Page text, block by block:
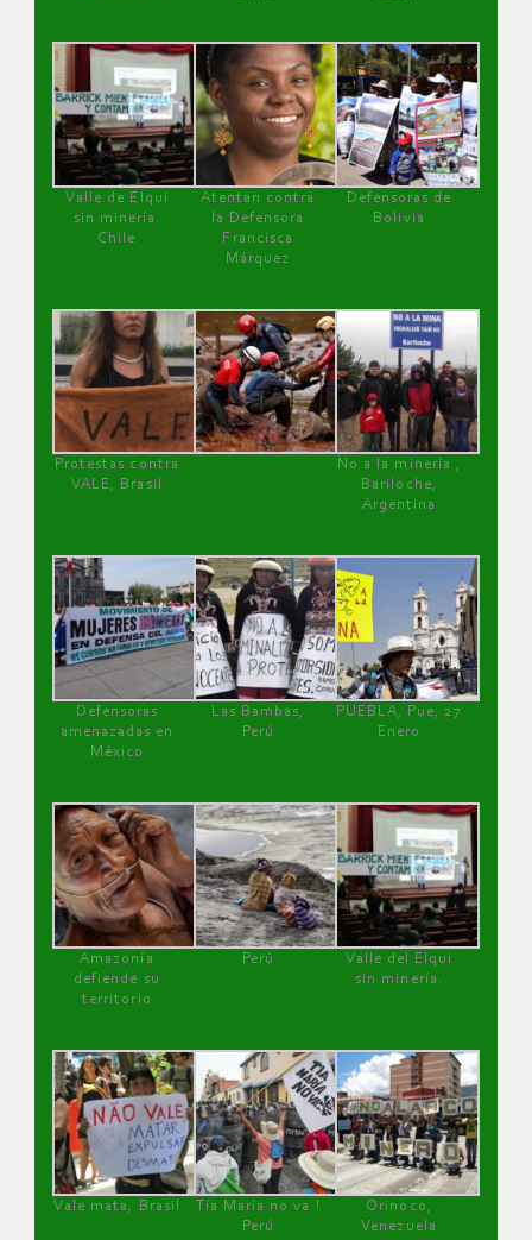
Valle de Elqui
sin minería.
Chile
Atentan contra
la Defensora
Francisca
Márquez
Defensoras de
Bolivia
Protestas contra
VALE, Brasil
No a la minería ,
Bariloche,
Argentina
Defensoras
amenazadas en
México
Las Bambas,
Perú
PUEBLA, Pue, 27
Enero
Amazonía
defiende su
territorio
Perú
Valle del Elqui
sin minería.
Vale mata, Brasil
Tía María no va !
Perú
Orinoco,
Venezuela